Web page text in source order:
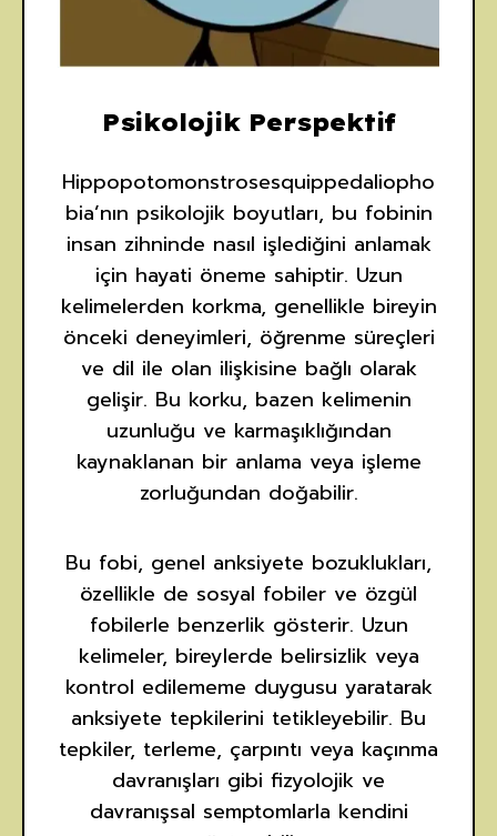
Psikolojik Perspektif
Hippopotomonstrosesquippedaliopho
bia’nın psikolojik boyutları, bu fobinin
insan zihninde nasıl işlediğini anlamak
için hayati öneme sahiptir. Uzun
kelimelerden korkma, genellikle bireyin
önceki deneyimleri, öğrenme süreçleri
ve dil ile olan ilişkisine bağlı olarak
gelişir. Bu korku, bazen kelimenin
uzunluğu ve karmaşıklığından
kaynaklanan bir anlama veya işleme
zorluğundan doğabilir.
Bu fobi, genel anksiyete bozuklukları,
özellikle de sosyal fobiler ve özgül
fobilerle benzerlik gösterir. Uzun
kelimeler, bireylerde belirsizlik veya
kontrol edilememe duygusu yaratarak
anksiyete tepkilerini tetikleyebilir. Bu
tepkiler, terleme, çarpıntı veya kaçınma
davranışları gibi fizyolojik ve
davranışsal semptomlarla kendini